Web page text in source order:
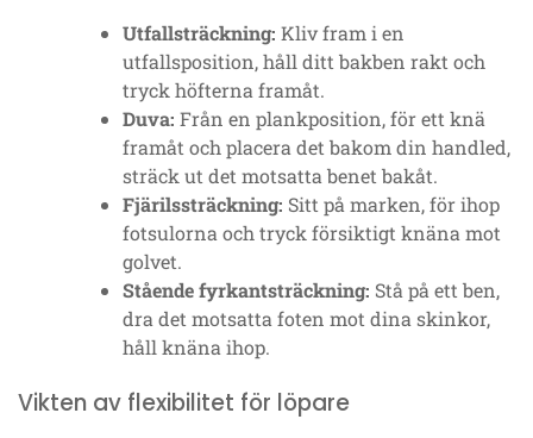
Utfallsträckning: Kliv fram i en
utfallsposition, håll ditt bakben rakt och
tryck höfterna framåt.
Duva: Från en plankposition, för ett knä
framåt och placera det bakom din handled,
sträck ut det motsatta benet bakåt.
Fjärilssträckning: Sitt på marken, för ihop
fotsulorna och tryck försiktigt knäna mot
golvet.
Stående fyrkantsträckning: Stå på ett ben,
dra det motsatta foten mot dina skinkor,
håll knäna ihop.
Vikten av flexibilitet för löpare